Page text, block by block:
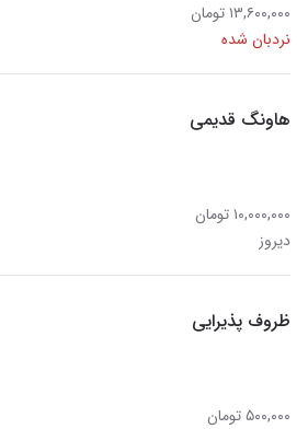
۱۳,۶۰۰,۰۰۰ تومان
نردبان شده
هاونگ قدیمی
۱۰,۰۰۰,۰۰۰ تومان
دیروز
ظروف پذیرایی
۵۰۰,۰۰۰ تومان